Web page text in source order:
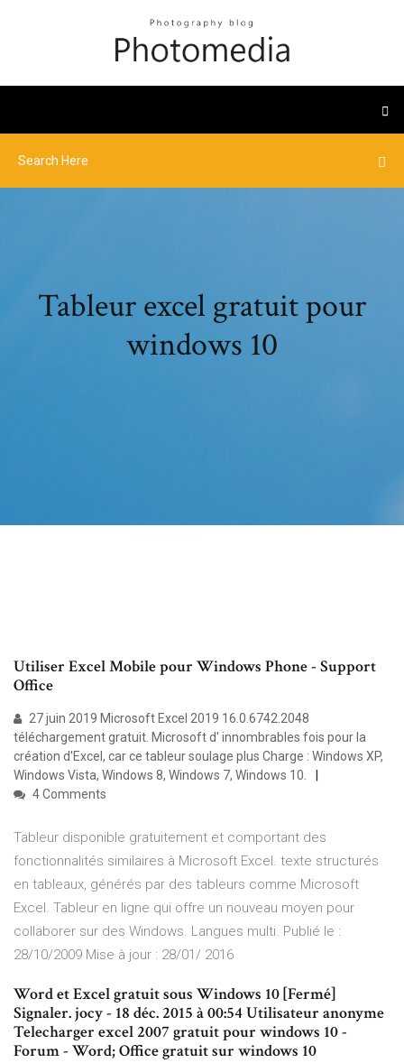
Tableur excel gratuit pour
windows 10
Utiliser Excel Mobile pour Windows Phone - Support
Office
27 juin 2019 Microsoft Excel 2019 16.0.6742.2048
téléchargement gratuit. Microsoft d' innombrables fois pour la
création d'Excel, car ce tableur soulage plus Charge : Windows XP,
Windows Vista, Windows 8, Windows 7, Windows 10.
4 Comments
Tableur disponible gratuitement et comportant des
fonctionnalités similaires à Microsoft Excel. texte structurés
en tableaux, générés par des tableurs comme Microsoft
Excel. Tableur en ligne qui offre un nouveau moyen pour
collaborer sur des Windows. Langues multi. Publié le :
28/10/2009 Mise à jour : 28/01/ 2016
Word et Excel gratuit sous Windows 10 [Fermé]
Signaler. jocy - 18 déc. 2015 à 00:54 Utilisateur anonyme
Telecharger excel 2007 gratuit pour windows 10 -
Forum - Word; Office gratuit sur windows 10